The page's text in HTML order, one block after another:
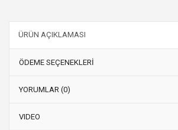
ÜRÜN AÇIKLAMASI
ÖDEME SEÇENEKLERİ
YORUMLAR (0)
VIDEO